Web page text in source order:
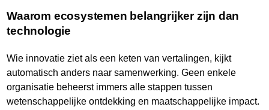
Waarom ecosystemen belangrijker zijn dan
technologie
Wie innovatie ziet als een keten van vertalingen, kijkt
automatisch anders naar samenwerking. Geen enkele
organisatie beheerst immers alle stappen tussen
wetenschappelijke ontdekking en maatschappelijke impact.